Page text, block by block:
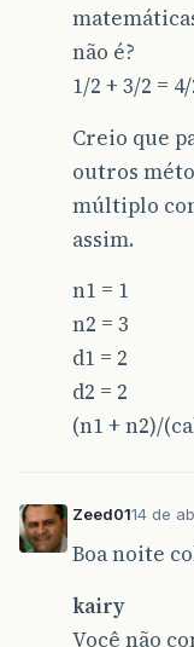
não é?
1/2 + 3/2 =
Creio que
outros
múltiplo
assim.
n1 = 1
n2 = 3
d1 = 2
d2 = 2
(n1 + n2)/
Zeed0114 de
Boa noite
kairy
Você não